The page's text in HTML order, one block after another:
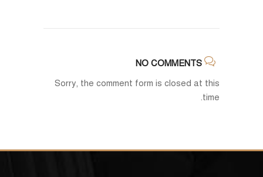
NO COMMENTS
Sorry, the comment form is closed at this
time.